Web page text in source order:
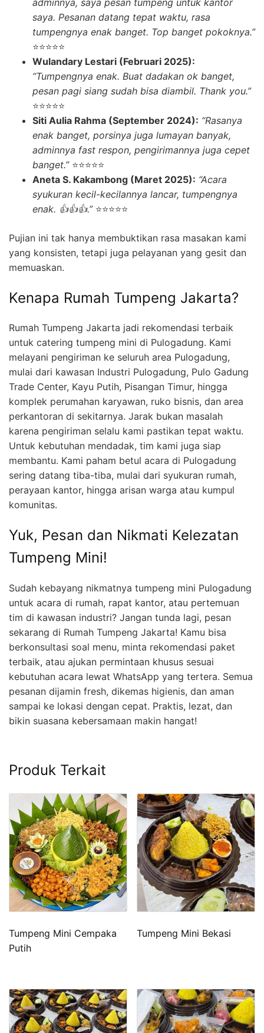
saya. Pesanan datang tepat waktu, rasa
tumpengnya enak banget. Top banget pokoknya.”
⭐⭐⭐⭐⭐
Wulandary Lestari (Februari 2025):
“Tumpengnya enak. Buat dadakan ok banget,
pesan pagi siang sudah bisa diambil. Thank you.”
⭐⭐⭐⭐⭐
Siti Aulia Rahma (September 2024): “Rasanya
enak banget, porsinya juga lumayan banyak,
adminnya fast respon, pengirimannya juga cepet
banget.”⭐⭐⭐⭐⭐
Aneta S. Kakambong (Maret 2025): “Acara
syukuran kecil-kecilannya lancar, tumpengnya
enak. 👍👍👍.”⭐⭐⭐⭐⭐
Pujian ini tak hanya membuktikan rasa masakan kami
yang konsisten, tetapi juga pelayanan yang gesit dan
memuaskan.
Kenapa Rumah Tumpeng Jakarta?
Rumah Tumpeng Jakarta jadi rekomendasi terbaik
untuk catering tumpeng mini di Pulogadung. Kami
melayani pengiriman ke seluruh area Pulogadung,
mulai dari kawasan Industri Pulogadung, Pulo Gadung
Trade Center, Kayu Putih, Pisangan Timur, hingga
komplek perumahan karyawan, ruko bisnis, dan area
perkantoran di sekitarnya. Jarak bukan masalah
karena pengiriman selalu kami pastikan tepat waktu.
Untuk kebutuhan mendadak, tim kami juga siap
membantu. Kami paham betul acara di Pulogadung
sering datang tiba-tiba, mulai dari syukuran rumah,
perayaan kantor, hingga arisan warga atau kumpul
komunitas.
Yuk, Pesan dan Nikmati Kelezatan
Tumpeng Mini!
Sudah kebayang nikmatnya tumpeng mini Pulogadung
untuk acara di rumah, rapat kantor, atau pertemuan
tim di kawasan industri? Jangan tunda lagi, pesan
sekarang di Rumah Tumpeng Jakarta! Kamu bisa
berkonsultasi soal menu, minta rekomendasi paket
terbaik, atau ajukan permintaan khusus sesuai
kebutuhan acara lewat WhatsApp yang tertera. Semua
pesanan dijamin fresh, dikemas higienis, dan aman
sampai ke lokasi dengan cepat. Praktis, lezat, dan
bikin suasana kebersamaan makin hangat!
Produk Terkait
Tumpeng Mini Cempaka
Putih
Tumpeng Mini Bekasi